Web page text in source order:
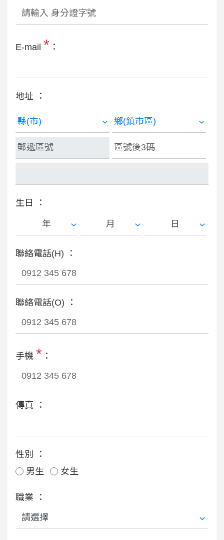
E-mail * ：
地址 ：
生日 ：
聯絡電話(H) ：
聯絡電話(O) ：
手機 * ：
傳真 ：
性別 ：
男生
女生
職業 ：